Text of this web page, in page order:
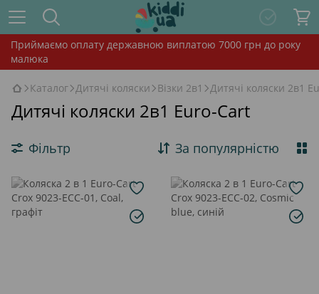
Приймаємо оплату державною виплатою 7000 грн до року
малюка
Каталог Дитячі коляски Візки 2в1 Дитячі коляски 2в1
Дитячі коляски 2в1 Euro-Cart
Фільтр За популярністю